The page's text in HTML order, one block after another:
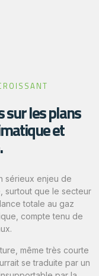
sur les plans
et
sérieux enjeu de
surtout que le secteur
totale au gaz
compte tenu de
même très courte
se traduite par un